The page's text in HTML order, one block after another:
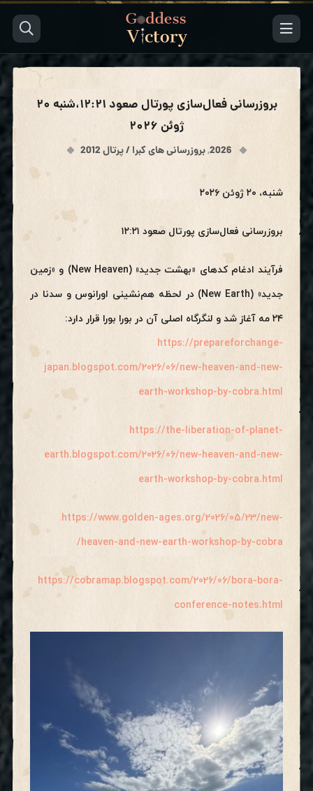
بروزرسانی فعال‌سازی پورتال صعود ۱۲:۲۱،شنبه ۲۰
ژوئن ۲۰۲۶
2026
,بروزرسانی های کبرا / پرتال 2012
شنبه، ۲۰ ژوئن ۲۰۲۶
بروزرسانی فعال‌سازی پورتال صعود ۱۲:۲۱
فرآیند ادغام کدهای «بهشت جدید» (New Heaven) و «زمین
جدید» (New Earth) در لحظه هم‌نشینی اورانوس و سدنا در
۲۴ مه آغاز شد و لنگرگاه اصلی آن در بورا بورا قرار دارد:
https://prepareforchange-
japan.blogspot.com/2026/06/new-heaven-and-new-
earth-workshop-by-cobra.html
https://the-liberation-of-planet-
earth.blogspot.com/2026/06/new-heaven-and-new-
earth-workshop-by-cobra.html
https://www.golden-ages.org/2026/05/23/new-
heaven-and-new-earth-workshop-by-cobra/
https://cobramap.blogspot.com/2026/06/bora-bora-
conference-notes.html